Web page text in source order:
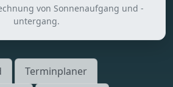
von Sonnenaufgang und -
untergang.
Terminplaner